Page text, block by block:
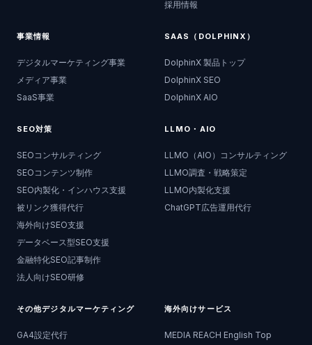
採用情報
事業情報
デジタルマーケティング事業
メディア事業
SaaS事業
SAAS（DOLPHINX）
DolphinX 製品トップ
DolphinX SEO
DolphinX AIO
SEO対策
SEOコンサルティング
SEOコンテンツ制作
SEO内製化・インハウス支援
被リンク獲得代行
海外向けSEO支援
データベース型SEO支援
金融特化SEO記事制作
法人向けSEO研修
LLMO・AIO
LLMO（AIO）コンサルティング
LLMO調査・戦略策定
LLMO内製化支援
ChatGPT広告運用代行
その他デジタルマーケティング
GA4設定代行
海外向けサービス
MEDIA REACH English Top